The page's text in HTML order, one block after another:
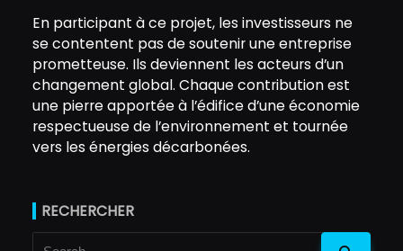
En participant à ce projet, les investisseurs ne
se contentent pas de soutenir une entreprise
prometteuse. Ils deviennent les acteurs d’un
changement global. Chaque contribution est
une pierre apportée à l’édifice d’une économie
respectueuse de l’environnement et tournée
vers les énergies décarbonées.
RECHERCHER
Search